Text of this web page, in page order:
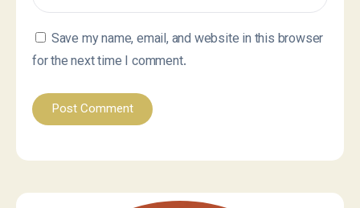
Save my name, email, and website in this browser
for the next time I comment.